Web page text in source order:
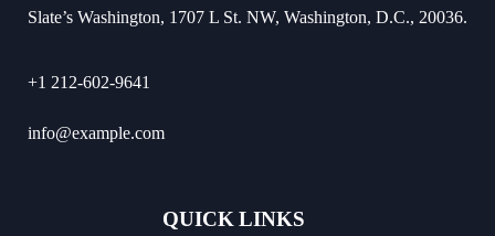
Slate’s Washington, 1707 L St. NW, Washington, D.C., 20036.
+1 212-602-9641
info@example.com
QUICK LINKS